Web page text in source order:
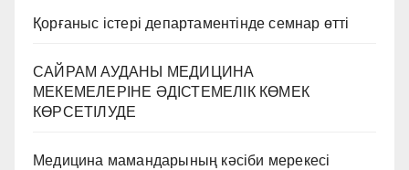
Қорғаныс істері департаментінде семнар өтті
САЙРАМ АУДАНЫ МЕДИЦИНА
МЕКЕМЕЛЕРІНЕ ӘДІСТЕМЕЛІК КӨМЕК
КӨРСЕТІЛУДЕ
Медицина мамандарының кәсіби мерекесі